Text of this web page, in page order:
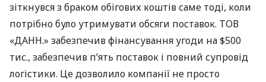
зіткнувся з браком обігових коштів саме тоді, коли
потрібно було утримувати обсяги поставок. ТОВ
«ДАНН.» забезпечив фінансування угоди на $500
тис., забезпечив п’ять поставок і повний супровід
логістики. Це дозволило компанії не просто